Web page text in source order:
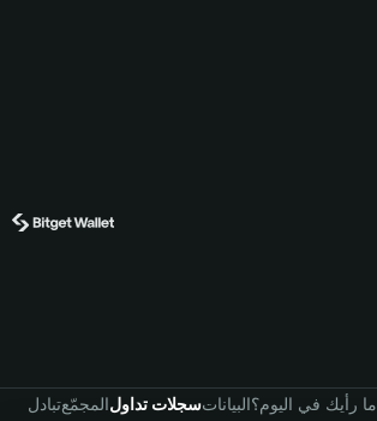
تبادلالمجمّعسجلات تداولالبياناتما رأيك في اليوم؟